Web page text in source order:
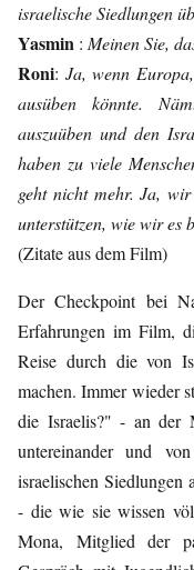
israelische Siedlungen
Yasmin : Meinen Sie,
Roni: Ja, wenn
ausüben könnte.
auszuüben und den
haben zu viele
geht nicht mehr. Ja,
unterstützen, wie wir es
(Zitate aus dem Film)
Der Checkpoint bei
Erfahrungen im Film,
Reise durch die von
machen. Immer wieder
die Israelis?" - an der
untereinander und
israelischen Siedlungen
- die wie sie wissen
Mona, Mitglied der